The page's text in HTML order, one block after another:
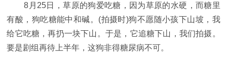
8月25日，草原的狗爱吃糖，因为草原的水硬，而糖里
有酸，狗吃糖能中和碱。(拍摄时)狗不愿随小孩下山坡，我
给它吃糖，再扔一块下山。于是，它追糖下山，我们拍摄。
要是剧组再待上半年，这狗非得糖尿病不可。